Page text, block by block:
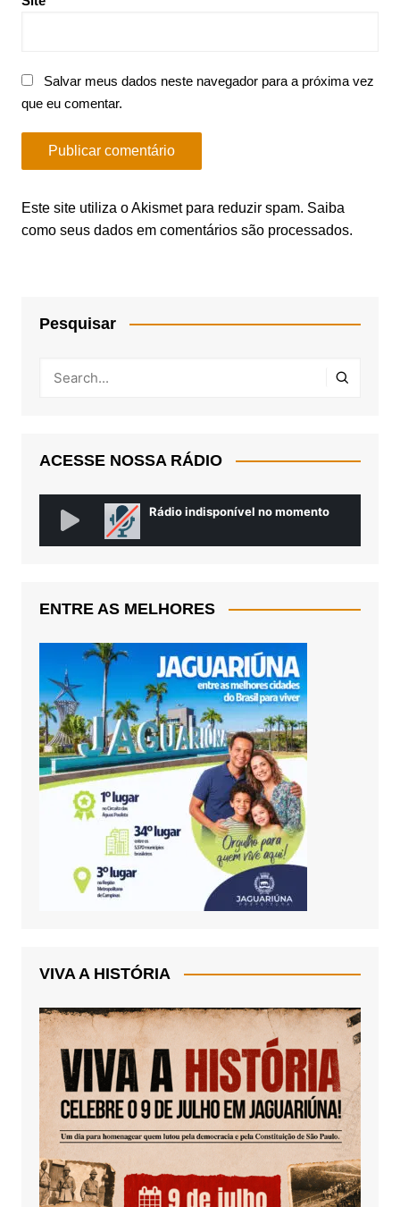
Salvar meus dados neste navegador para a próxima vez
que eu comentar.
Este site utiliza o Akismet para reduzir spam. Saiba
como seus dados em comentários são processados.
Pesquisar
ACESSE NOSSA RÁDIO
ENTRE AS MELHORES
VIVA A HISTÓRIA